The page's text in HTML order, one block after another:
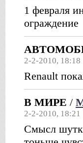
1 февраля
ограждение
2-2-2010, 18:18
Renault
В МИРЕ /
2-2-2010, 18:21
Смысл